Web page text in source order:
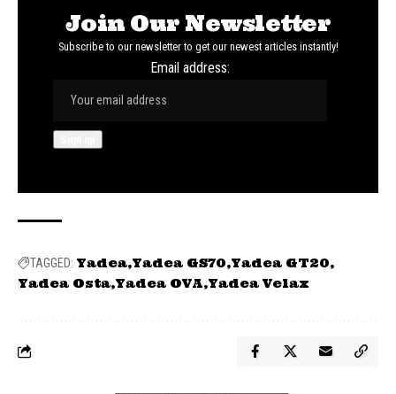
Join Our Newsletter
Subscribe to our newsletter to get our newest articles instantly!
Email address:
TAGGED: Yadea Yadea GS70 Yadea GT20
Yadea Osta Yadea OVA Yadea Velax